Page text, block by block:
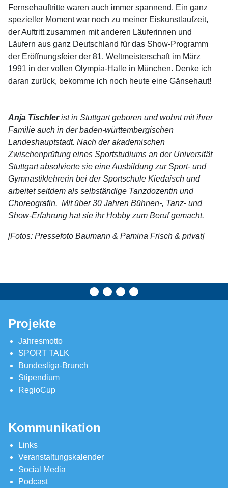
Fernsehauftritte waren auch immer spannend. Ein ganz
spezieller Moment war noch zu meiner Eiskunstlaufzeit,
der Auftritt zusammen mit anderen Läuferinnen und
Läufern aus ganz Deutschland für das Show-Programm
der Eröffnungsfeier der 81. Weltmeisterschaft im März
1991 in der vollen Olympia-Halle in München. Denke ich
daran zurück, bekomme ich noch heute eine Gänsehaut!
Anja Tischlerist in Stuttgart geboren und wohnt mit ihrer
Familie auch in der baden-württembergischen
Landeshauptstadt. Nach der akademischen
Zwischenprüfung eines Sportstudiums an der Universität
Stuttgart absolvierte sie eine Ausbildung zur Sport- und
Gymnastiklehrerin bei der Sportschule Kiedaisch und
arbeitet seitdem als selbständige Tanzdozentin und
Choreografin. Mit über 30 Jahren Bühnen-, Tanz- und
Show-Erfahrung hat sie ihr Hobby zum Beruf gemacht.
[Fotos: Pressefoto Baumann & Pamina Frisch & privat]
Projekte
Jahresmotto
SPORT TALK
Bundesliga-Brunch
Stipendium
RegioCup
Kommunikation
Links
Veranstaltungskalender
Social Media
Podcast